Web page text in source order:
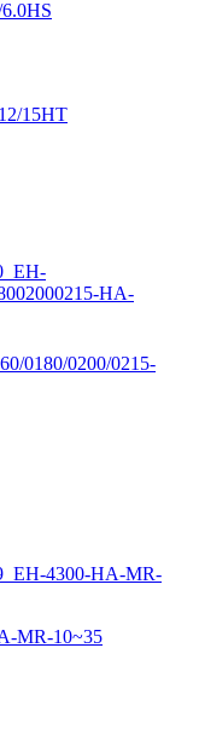
15HT
0180/0200/0215-
MR-10~35